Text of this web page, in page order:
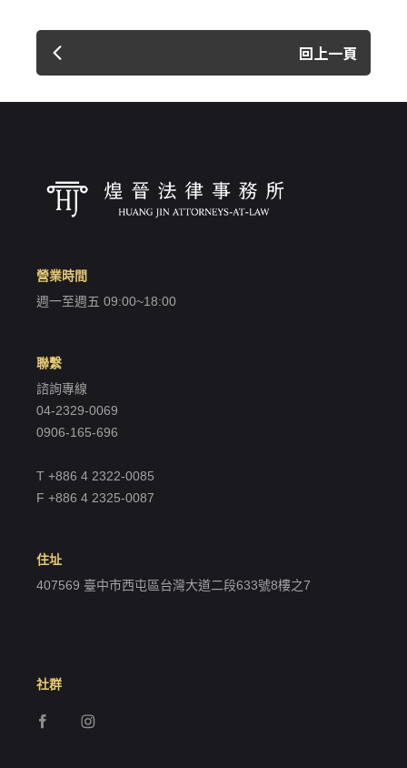
回上一頁
營業時間
週一至週五 09:00~18:00
聯繫
諮詢專線
04-2329-0069
0906-165-696
T +886 4 2322-0085
F +886 4 2325-0087
住址
407569 臺中市西屯區台灣大道二段633號8樓之7
社群